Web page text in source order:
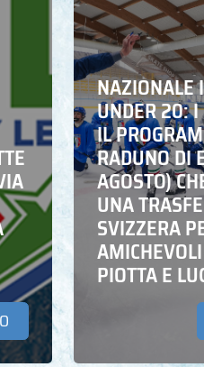
NAZIONALE
UNDER 20: I
IL
RADUNO DI
AGOSTO)
UNA
SVIZZERA
PIOTTA E